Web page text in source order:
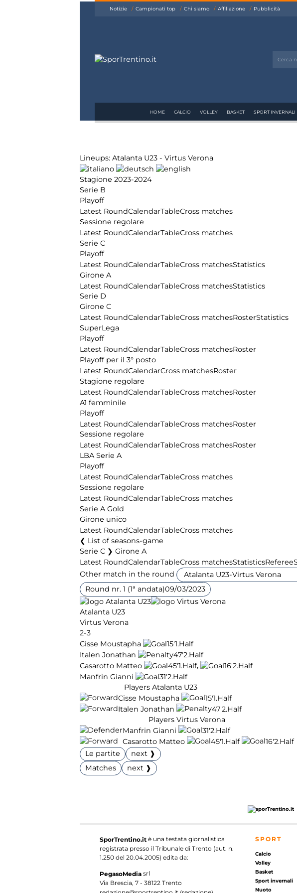
Notizie Campionati top Chi siamo Affiliazione Pubblicità
HOME CALCIO VOLLEY BASKET SPORT INVERNALI
Lineups: Atalanta U23 - Virtus Verona
Stagione 2023-2024
Serie B
Playoff
Latest RoundCalendarTableCross matches
Sessione regolare
Latest RoundCalendarTableCross matches
Serie C
Playoff
Latest RoundCalendarTableCross matchesStatistics
Girone A
Latest RoundCalendarTableCross matchesStatistics
Serie D
Girone C
Latest RoundCalendarTableCross matchesRosterStatistics
SuperLega
Playoff
Latest RoundCalendarTableCross matchesRoster
Playoff per il 3° posto
Latest RoundCalendarCross matchesRoster
Stagione regolare
Latest RoundCalendarTableCross matchesRoster
A1 femminile
Playoff
Latest RoundCalendarTableCross matchesRoster
Sessione regolare
Latest RoundCalendarTableCross matchesRoster
LBA Serie A
Playoff
Latest RoundCalendarTableCross matches
Sessione regolare
Latest RoundCalendarTableCross matches
Serie A Gold
Girone unico
Latest RoundCalendarTableCross matches
List of seasons-game
Serie C ❯ Girone A
Latest RoundCalendarTableCross matchesStatisticsReferee
Other match in the round
Round nr. 1 (1ª andata)09/03/2023
Atalanta U23
Virtus Verona
2-3
Cisse Moustapha
15'1.Half
Italen Jonathan
47'2.Half
Casarotto Matteo
45'1.Half, 16'2.Half
Manfrin Gianni
31'2.Half
Players Atalanta U23
Cisse Moustapha
15'1.Half
Italen Jonathan
47'2.Half
Players Virtus Verona
Manfrin Gianni
31'2.Half
Casarotto Matteo
45'1.Half 16'2.Half
Le partite
next ❱
Matches
next ❱
SporTrentino.it è una testata giornalistica
registrata presso il Tribunale di Trento (aut. n.
1.250 del 20.04.2005) edita da:
PegasoMedia srl
Via Brescia, 7 - 38122 Trento
SPORT
Calcio
Volley
Basket
Sport invernali
Nuoto